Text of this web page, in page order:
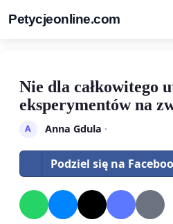
Petycjeonline.com
Nie dla całkowitego
eksperymentów na
A Anna Gdula ·
Podziel się na